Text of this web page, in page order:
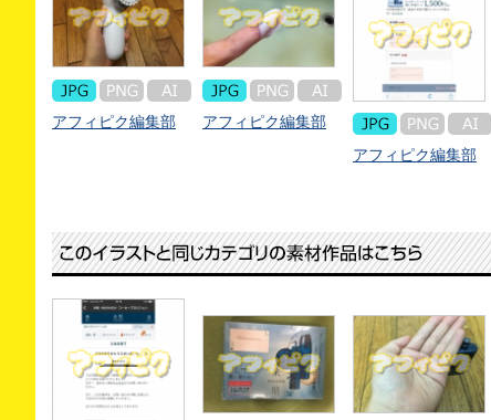
アフィピク編集部
アフィピク編集部
アフィピク編集部